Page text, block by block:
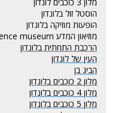
הוסטל זול בלונדון
הופעות מוזיקה בלונדון
מוזיאון המדע South Kingston Science museum
הרכבת התחתית בלונדון
העין של לונדון
הביג בן
מלון 2 כוכבים בלונדון
מלון 4 כוכבים בלונדון
מלון 5 כוכבים בלונדון